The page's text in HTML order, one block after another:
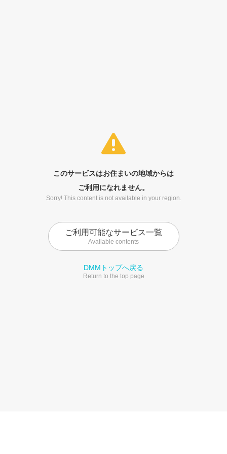
このサービスはお住まいの地域からは
ご利用になれません。
Sorry! This content is not available in your region.
ご利用可能なサービス一覧
Available contents
DMMトップへ戻る
Return to the top page